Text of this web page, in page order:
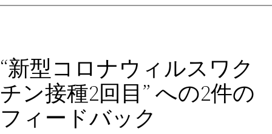
“新型コロナウィルスワク
チン接種2回目” への2件の
フィードバック